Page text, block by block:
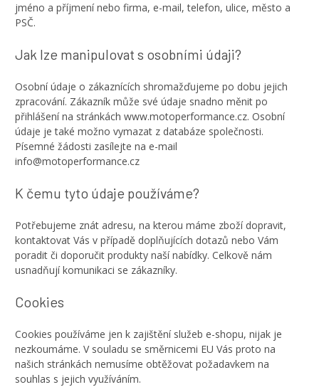
jméno a příjmení nebo firma, e-mail, telefon, ulice, město a
PSČ.
Jak lze manipulovat s osobními údaji?
Osobní údaje o zákaznících shromažďujeme po dobu jejich
zpracování. Zákazník může své údaje snadno měnit po
přihlášení na stránkách www.motoperformance.cz. Osobní
údaje je také možno vymazat z databáze společnosti.
Písemné žádosti zasílejte na e-mail
info@motoperformance.cz
K čemu tyto údaje používáme?
Potřebujeme znát adresu, na kterou máme zboží dopravit,
kontaktovat Vás v případě doplňujících dotazů nebo Vám
poradit či doporučit produkty naší nabídky. Celkově nám
usnadňují komunikaci se zákazníky.
Cookies
Cookies používáme jen k zajištění služeb e-shopu, nijak je
nezkoumáme. V souladu se směrnicemi EU Vás proto na
našich stránkách nemusíme obtěžovat požadavkem na
souhlas s jejich využíváním.